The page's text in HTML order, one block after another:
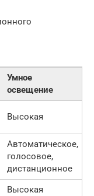
Умное
освещение
Высокая
Автоматическое,
голосовое,
дистанционное
Высокая